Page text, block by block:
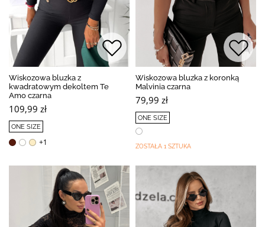
Wiskozowa bluzka z
kwadratowym dekoltem Te
Amo czarna
109,99 zł
ONE SIZE
+1
Wiskozowa bluzka z koronką
Malvinia czarna
79,99 zł
ONE SIZE
ZOSTAŁA 1 SZTUKA